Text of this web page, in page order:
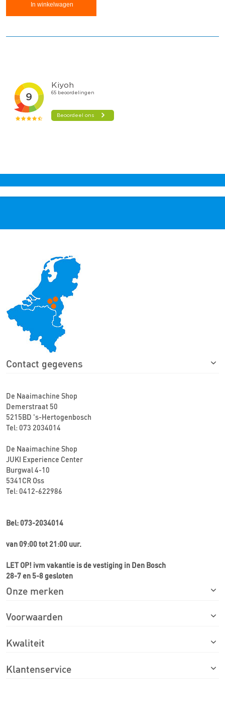
In winkelwagen
Contact gegevens
De Naaimachine Shop
Demerstraat 50
5215BD 's-Hertogenbosch
Tel: 073 2034014
De Naaimachine Shop
JUKI Experience Center
Burgwal 4-10
5341CR Oss
Tel: 0412-622986
Bel: 073-2034014
van 09:00 tot 21:00 uur.
LET OP! ivm vakantie is de vestiging in Den Bosch
28-7 en 5-8 gesloten
Onze merken
Voorwaarden
Kwaliteit
Klantenservice